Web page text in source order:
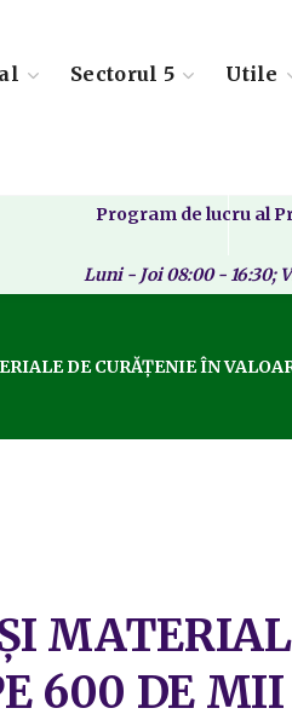
Sectorul 5 Utile
Program de lucru al
Luni - Joi 08:00 - 16:30;
DE CURĂȚENIE ÎN
600 DE